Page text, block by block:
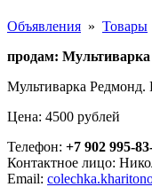
Объявления » Товары
продам: Мультиварка
Мультиварка Редмонд.
Цена: 4500 рублей
Телефон: +7 902 995-
Контактное лицо:
Email: